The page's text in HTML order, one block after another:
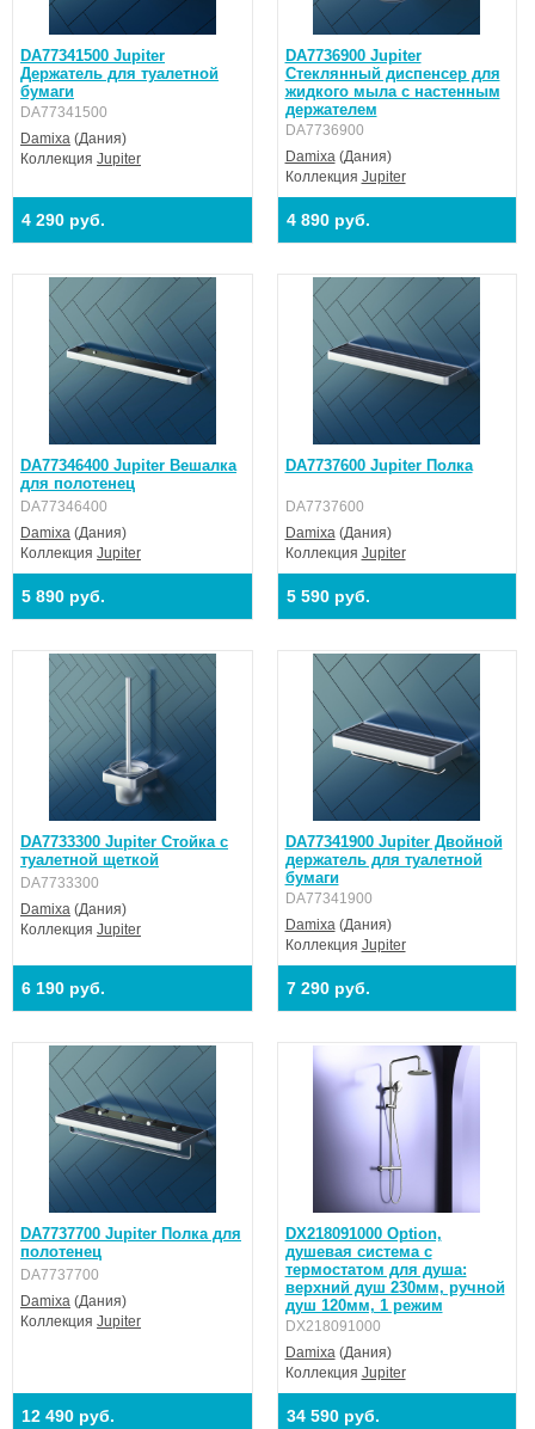
DA77341500 Jupiter
Держатель для туалетной
бумаги
DA77341500
Damixa (Дания)
Коллекция Jupiter
4 290 руб.
DA7736900 Jupiter
Стеклянный диспенсер для
жидкого мыла с настенным
держателем
DA7736900
Damixa(Дания)
Коллекция Jupiter
4 890 руб.
DA77346400 Jupiter Вешалка
для полотенец
DA77346400
Damixa (Дания)
Коллекция Jupiter
5 890 руб.
DA7737600 Jupiter Полка
DA7737600
Damixa(Дания)
Коллекция Jupiter
5 590 руб.
DA7733300 Jupiter Стойка с
туалетной щеткой
DA7733300
Damixa (Дания)
Коллекция Jupiter
6 190 руб.
DA77341900 Jupiter Двойной
держатель для туалетной
бумаги
DA77341900
Damixa(Дания)
Коллекция Jupiter
7 290 руб.
DA7737700 Jupiter Полка для
полотенец
DA7737700
Damixa (Дания)
Коллекция Jupiter
12 490 руб.
DX218091000 Option,
душевая система с
термостатом для душа:
верхний душ 230мм, ручной
душ 120мм, 1 режим
DX218091000
Damixa(Дания)
Коллекция Jupiter
34 590 руб.